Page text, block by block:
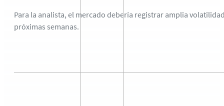
Para la analista, el mercado debería registrar amplia
próximas semanas.